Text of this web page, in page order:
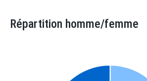
Répartition homme/femme